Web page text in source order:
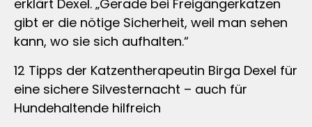
erklärt Dexel. „Gerade bei Freigängerkatzen
gibt er die nötige Sicherheit, weil man sehen
kann, wo sie sich aufhalten.“
12 Tipps der Katzentherapeutin Birga Dexel für
eine sichere Silvesternacht – auch für
Hundehaltende hilfreich